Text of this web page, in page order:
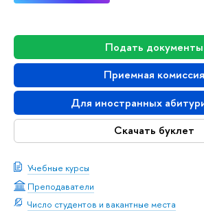
Подать документы
Приемная комиссия
Для иностранных
Скачать буклет
Учебные курсы
Преподаватели
Число студентов и вакантные места